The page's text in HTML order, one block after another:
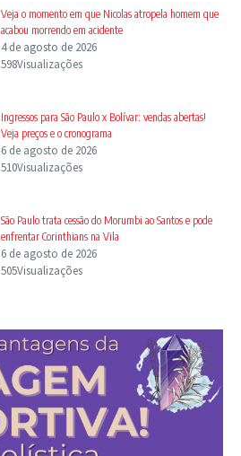
Veja o momento em que Nicolas atropela homem que
acabou morrendo em acidente
4 de agosto de 2026
598Visualizações
Ingressos para São Paulo x Bolívar: vendas abertas!
Veja preços e o cronograma
6 de agosto de 2026
510Visualizações
São Paulo trata cessão do Morumbi ao Santos e pode
enfrentar Corinthians na Vila
6 de agosto de 2026
505Visualizações